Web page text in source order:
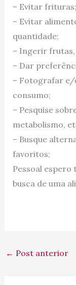
– Evitar frituras;
– Evitar
quantidade;
– Ingerir frutas,
– Dar
– Fotografar e/
consumo;
– Pesquise
metabolismo,
– Busque
favoritos;
Pessoal espero
busca de uma
← Post anterior